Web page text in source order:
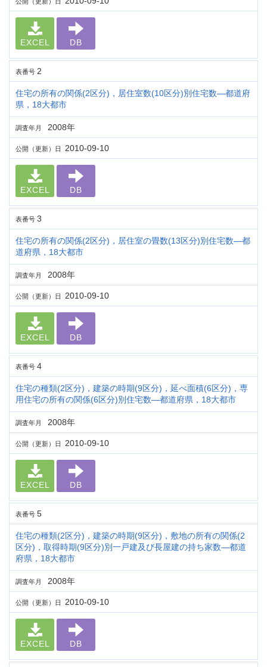
EXCEL DB
表番号 2
住宅の所有の関係(2区分)，居住室数(10区分)別住宅数―都道府
県，18大都市
調査年月 2008年
公開（更新）日 2010-09-10
EXCEL DB
表番号 3
住宅の所有の関係(2区分)，居住室の畳数(13区分)別住宅数―都
道府県，18大都市
調査年月 2008年
公開（更新）日 2010-09-10
EXCEL DB
表番号 4
住宅の種類(2区分)，建築の時期(9区分)，延べ面積(6区分)，専
用住宅の所有の関係(6区分)別住宅数―都道府県，18大都市
調査年月 2008年
公開（更新）日 2010-09-10
EXCEL DB
表番号 5
住宅の種類(2区分)，建築の時期(9区分)，敷地の所有の関係(2
区分)，取得時期(9区分)別一戸建及び長屋建の持ち家数―都道
府県，18大都市
調査年月 2008年
公開（更新）日 2010-09-10
EXCEL DB